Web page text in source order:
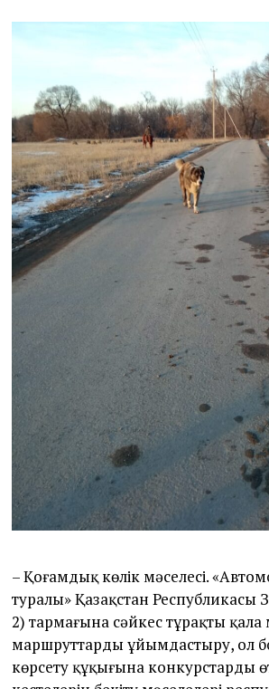
– Қоғамдық көлік мәселесі.
туралы» Қазақстан
2) тармағына сәйкес тұрақты
маршруттарды ұйымдастыру, ол
көрсету құқығына конкурстарды